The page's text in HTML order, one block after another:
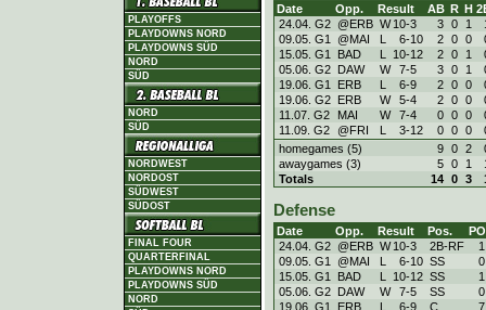
PLAYOFFS
PLAYDOWNS NORD
PLAYDOWNS SÜD
NORD
SÜD
NORD
SÜD
NORDWEST
NORDOST
SÜDWEST
SÜDOST
FINAL FOUR
QUARTERFINAL
PLAYDOWNS NORD
PLAYDOWNS SÜD
NORD
Date Opp. Result AB R H
24.04. G2 @ERB W 10-3 3 0 1
09.05. G1
@MAI L 6-10 2 0 0
15.05. G1
BAD L 10-12 2 0 1
05.06. G2 DAW W 7-5 3 0 1
19.06. G1
ERB L 6-9 2 0 0
19.06. G2 ERB W 5-4 2 0 0
11.07. G2
MAI W 7-4 0 0 0
11.09. G2 @FRI L 3-12 0 0 0
homegames (5)
9 0 2
awaygames (3)
5 0 1
Totals
14 0 3
Defense
Date Opp. Result Pos.
PO
24.04. G2 @ERB W 10-3 2B-RF
1
09.05. G1
@MAI L 6-10 SS
0
15.05. G1
BAD L 10-12 SS
1
05.06. G2 DAW W 7-5 SS
0
19.06. G1
ERB L 6-9 C
7